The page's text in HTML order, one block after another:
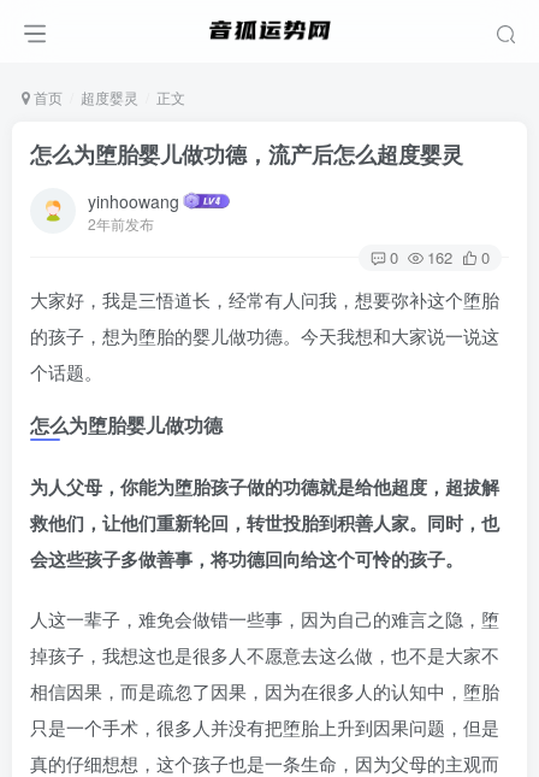
首页 超度婴灵 正文
怎么为堕胎婴儿做功德，流产后怎么超度婴灵
yinhoowang
2年前发布
0 162 0
大家好，我是三悟道长，经常有人问我，想要弥补这个堕胎
的孩子，想为堕胎的婴儿做功德。今天我想和大家说一说这
个话题。
怎么为堕胎婴儿做功德
为人父母，你能为堕胎孩子做的功德就是给他超度，超拔解
救他们，让他们重新轮回，转世投胎到积善人家。同时，也
会这些孩子多做善事，将功德回向给这个可怜的孩子。
人这一辈子，难免会做错一些事，因为自己的难言之隐，堕
掉孩子，我想这也是很多人不愿意去这么做，也不是大家不
相信因果，而是疏忽了因果，因为在很多人的认知中，堕胎
只是一个手术，很多人并没有把堕胎上升到因果问题，但是
真的仔细想想，这个孩子也是一条生命，因为父母的主观而